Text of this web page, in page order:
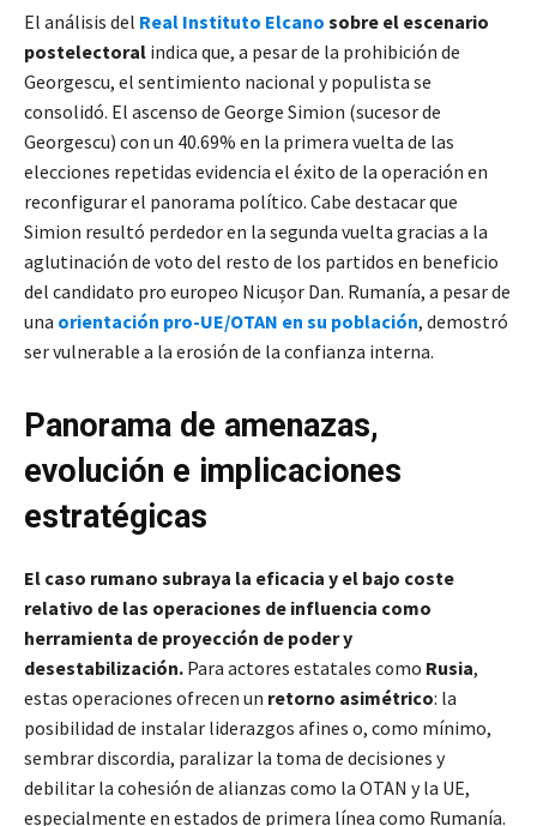
El análisis del Real Instituto Elcano sobre el escenario
postelectoral indica que, a pesar de la prohibición de
Georgescu, el sentimiento nacional y populista se
consolidó. El ascenso de George Simion (sucesor de
Georgescu) con un 40.69% en la primera vuelta de las
elecciones repetidas evidencia el éxito de la operación en
reconfigurar el panorama político. Cabe destacar que
Simion resultó perdedor en la segunda vuelta gracias a la
aglutinación de voto del resto de los partidos en beneficio
del candidato pro europeo Nicușor Dan. Rumanía, a pesar de
una orientación pro-UE/OTAN en su población, demostró
ser vulnerable a la erosión de la confianza interna.
Panorama de amenazas,
evolución e implicaciones
estratégicas
El caso rumano subraya la eficacia y el bajo coste
relativo de las operaciones de influencia como
herramienta de proyección de poder y
desestabilización. Para actores estatales como Rusia,
estas operaciones ofrecen un retorno asimétrico: la
posibilidad de instalar liderazgos afines o, como mínimo,
sembrar discordia, paralizar la toma de decisiones y
debilitar la cohesión de alianzas como la OTAN y la UE,
especialmente en estados de primera línea como Rumanía.